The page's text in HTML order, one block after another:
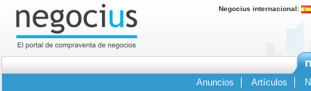
Negocius internacional:
Anuncios Artículos